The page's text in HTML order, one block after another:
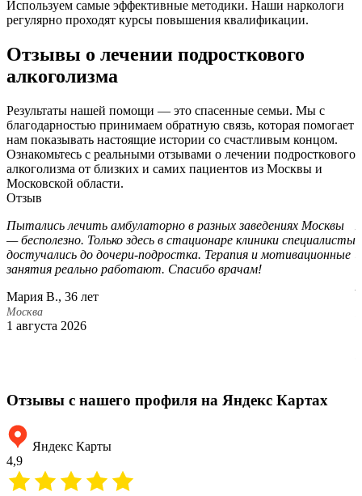
Используем самые эффективные методики. Наши наркологи
регулярно проходят курсы повышения квалификации.
Отзывы о лечении подросткового
алкоголизма
Результаты нашей помощи — это спасенные семьи. Мы с
благодарностью принимаем обратную связь, которая помогает
нам показывать настоящие истории со счастливым концом.
Ознакомьтесь с реальными отзывами о лечении подросткового
алкоголизма от близких и самих пациентов из Москвы и
Московской области.
Отзыв
Пытались лечить амбулаторно в разных заведениях Москвы
— бесполезно. Только здесь в стационаре клиники специалисты
достучались до дочери-подростка. Терапия и мотивационные
занятия реально работают. Спасибо врачам!
Мария В., 36 лет
Москва
1 августа 2026
Отзывы с нашего профиля на Яндекс Картах
Яндекс Карты
4,9